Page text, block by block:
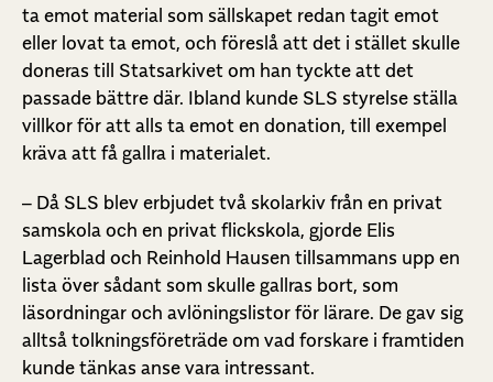
ta emot material som sällskapet redan tagit emot
eller lovat ta emot, och föreslå att det i stället skulle
doneras till Statsarkivet om han tyckte att det
passade bättre där. Ibland kunde SLS styrelse ställa
villkor för att alls ta emot en donation, till exempel
kräva att få gallra i materialet.
– Då SLS blev erbjudet två skolarkiv från en privat
samskola och en privat flickskola, gjorde Elis
Lagerblad och Reinhold Hausen tillsammans upp en
lista över sådant som skulle gallras bort, som
läsordningar och avlöningslistor för lärare. De gav sig
alltså tolkningsföreträde om vad forskare i framtiden
kunde tänkas anse vara intressant.